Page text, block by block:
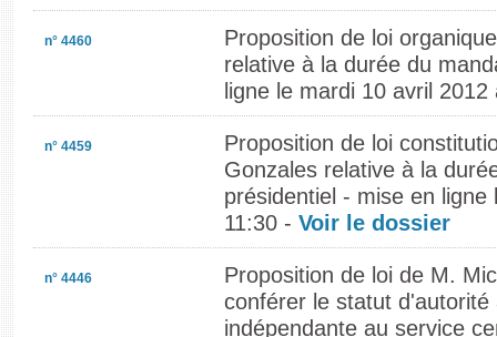
n° 4460
Proposition de loi
relative à la durée du
ligne le mardi 10 avril
n° 4459
Proposition de loi
Gonzales relative à la
présidentiel - mise en
11:30 - Voir le dossier
n° 4446
Proposition de loi de M.
conférer le statut d'autorité
indépendante au service